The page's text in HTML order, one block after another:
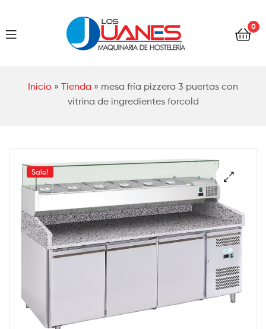
Los
0
Inicio » Tienda » mesa fría pizzera 3 puertas con
vitrina de ingredientes forcold
Los
Sale!